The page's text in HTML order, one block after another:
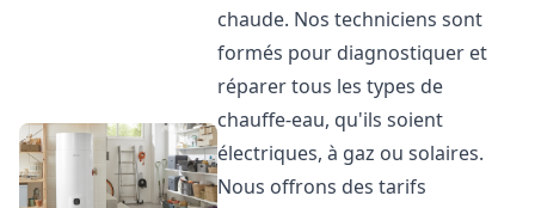
chaude. Nos techniciens sont
formés pour diagnostiquer et
réparer tous les types de
chauffe-eau, qu'ils soient
électriques, à gaz ou solaires.
Nous offrons des tarifs